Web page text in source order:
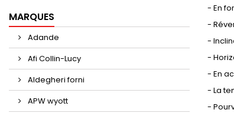
MARQUES
Adande
Afi Collin-Lucy
Aldegheri forni
APW wyott
- En
-
-
-
- En
- La
-